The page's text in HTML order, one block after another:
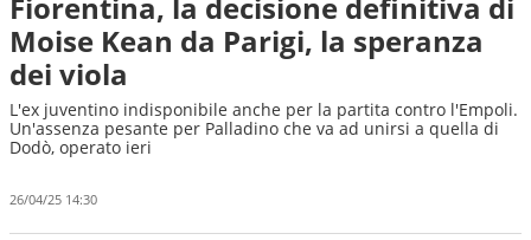
Moise Kean da Parigi, la speranza
dei viola
L'ex juventino indisponibile anche per la partita contro l'Empoli.
Un'assenza pesante per Palladino che va ad unirsi a quella di
Dodò, operato ieri
26/04/25 14:30